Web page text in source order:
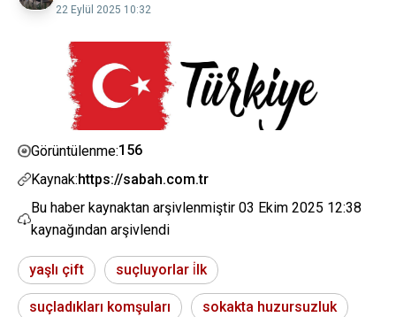
22 Eylül 2025 10:32
Görüntülenme:156
Kaynak:https://sabah.com.tr
Bu haber kaynaktan arşivlenmiştir 03 Ekim 2025 12:38
kaynağından arşivlendi
yaşlı çift suçluyorlar i̇lk
suçladıkları komşuları sokakta huzursuzluk